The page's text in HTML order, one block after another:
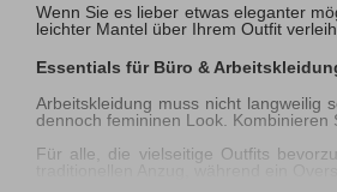
Wenn Sie es lieber etwas eleganter
leichter Mantel über Ihrem Outfit
Essentials für Büro &
Arbeitskleidung muss nicht langweilig
dennoch femininen Look.
Für alle, die vielseitige Outfits